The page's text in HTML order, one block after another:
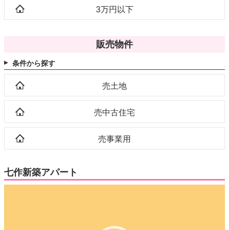
3万円以下
販売物件
条件から探す
売土地
売中古住宅
売事業用
七作新築アパート